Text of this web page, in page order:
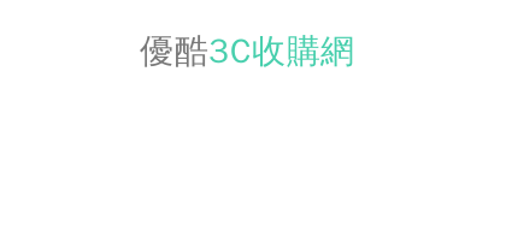
優酷3C收購網